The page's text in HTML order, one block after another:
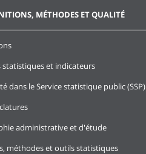
MÉTHODES ET QUALITÉ
statistiques et indicateurs
dans le Service statistique public (SSP)
administrative et d'étude
méthodes et outils statistiques